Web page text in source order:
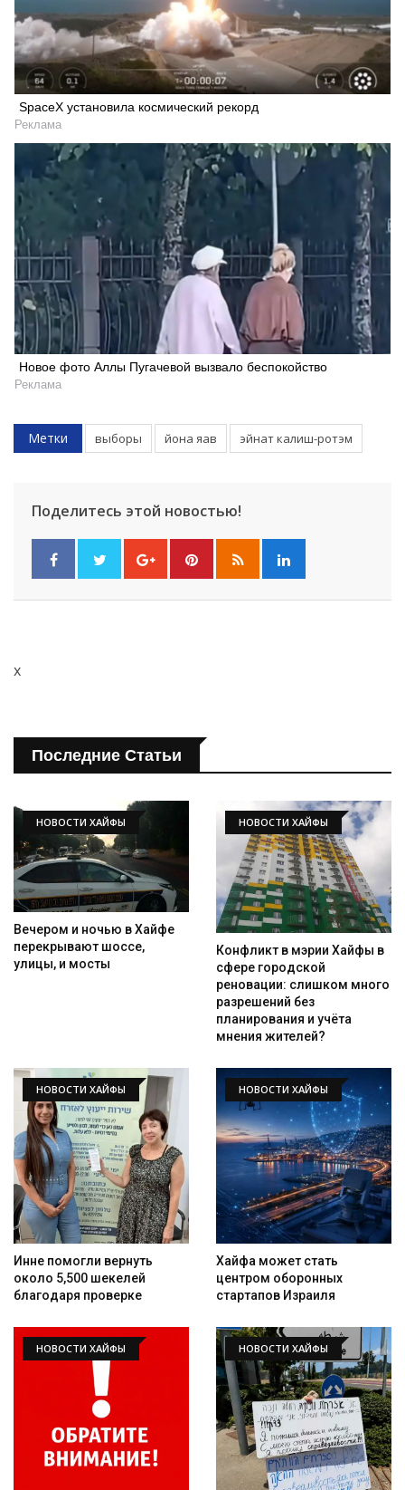
SpaceX установила космический рекорд
Реклама
Новое фото Аллы Пугачевой вызвало беспокойство
Реклама
Метки выборы йона яав эйнат калиш-ротэм
Поделитесь этой новостью!
x
Последние Статьи
НОВОСТИ ХАЙФЫ
Вечером и ночью в Хайфе
перекрывают шоссе,
улицы, и мосты
НОВОСТИ ХАЙФЫ
Конфликт в мэрии Хайфы в
сфере городской
реновации: слишком много
разрешений без
планирования и учёта
мнения жителей?
НОВОСТИ ХАЙФЫ
Инне помогли вернуть
около 5,500 шекелей
благодаря проверке
НОВОСТИ ХАЙФЫ
Хайфа может стать
центром оборонных
стартапов Израиля
НОВОСТИ ХАЙФЫ НОВОСТИ ХАЙФЫ